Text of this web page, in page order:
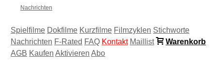
Nachrichten
Spielfilme Dokfilme Kurzfilme Filmzyklen Stichworte
Nachrichten F-Rated FAQ Kontakt Maillist
Warenkorb
AGB Kaufen Aktivieren Abo